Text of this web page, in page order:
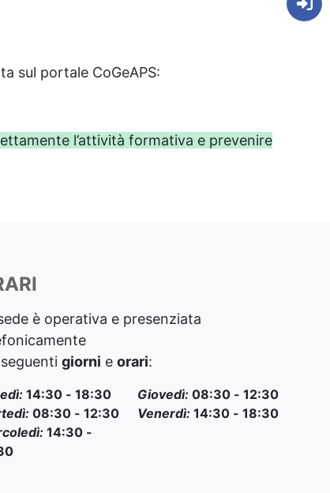
sul portale CoGeAPS:
l’attività formativa e prevenire
è operativa e presenziata
giorni e orari:
14:30 - 18:30
08:30 - 12:30
14:30 -
Giovedì: 08:30 - 12:30
Venerdì: 14:30 - 18:30